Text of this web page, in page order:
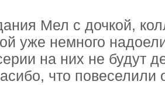
Мел с дочкой,
уже немного
на них не будут
что повеселили